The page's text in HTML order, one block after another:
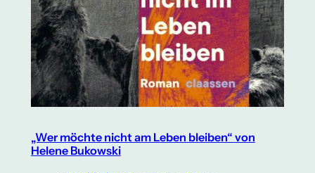
„Wer möchte nicht am Leben bleiben“ von
Helene Bukowski